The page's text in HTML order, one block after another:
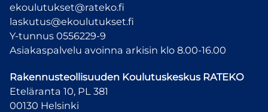
ekoulutukset@rateko.fi
laskutus@ekoulutukset.fi
Y-tunnus 0556229-9
Asiakaspalvelu avoinna arkisin klo 8.00-16.00
Rakennusteollisuuden Koulutuskeskus RATEKO
Eteläranta 10, PL 381
00130 Helsinki